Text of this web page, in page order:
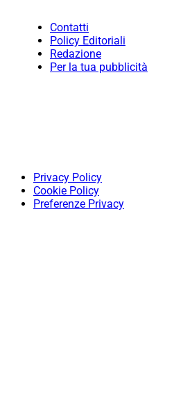
Contatti
Policy Editoriali
Redazione
Per la tua pubblicità
Privacy Policy
Cookie Policy
Preferenze Privacy